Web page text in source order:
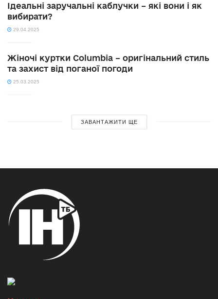
Ідеальні заручальні каблучки – які вони і як
вибирати?
29.04.2025
Жіночі куртки Columbia – оригінальний стиль
та захист від поганої погоди
25.03.2025
ЗАВАНТАЖИТИ ЩЕ